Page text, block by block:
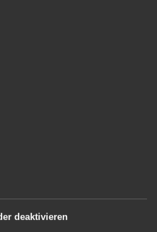
endet
ist
jedoch
werden.
Ostalbkreis,
deaktivieren